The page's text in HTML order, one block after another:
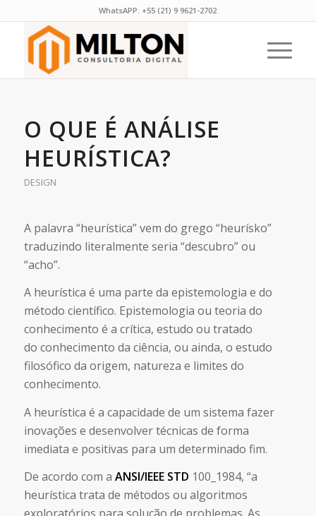
WhatsAPP:+55 (21) 9 9621-2702
O QUE É ANÁLISE
HEURÍSTICA?
DESIGN
A palavra “heurística” vem do grego “heurísko”
traduzindo literalmente seria “descubro” ou
“acho”.
A heurística é uma parte da epistemologia e do
método científico. Epistemologia ou teoria do
conhecimento é a crítica, estudo ou tratado
do conhecimento da ciência, ou ainda, o estudo
filosófico da origem, natureza e limites do
conhecimento.
A heurística é a capacidade de um sistema fazer
inovações e desenvolver técnicas de forma
imediata e positivas para um determinado fim.
De acordo com a ANSI/IEEE STD 100_1984, “a
heurística trata de métodos ou algoritmos